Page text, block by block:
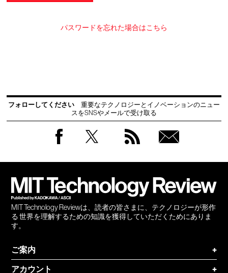
パスワードを忘れた場合はこちら
フォローしてください
重要なテクノロジーとイノベーションのニュー
スをSNSやメールで受け取る
MIT Technology Reviewは、読者の皆さまに、テクノロジーが形作
る 世界を理解するための知識を獲得していただくためにありま
す。
ご案内
+
アカウント
+